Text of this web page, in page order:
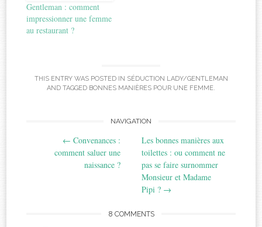
Gentleman : comment
impressionner une femme
au restaurant ?
THIS ENTRY WAS POSTED IN SÉDUCTION LADY/GENTLEMAN
AND TAGGED BONNES MANIÈRES POUR UNE FEMME.
navigation
NAVIGATION
← Convenances :
comment saluer une
naissance ?
Les bonnes manières aux
toilettes : ou comment ne
pas se faire surnommer
Monsieur et Madame
Pipi ? →
8 COMMENTS